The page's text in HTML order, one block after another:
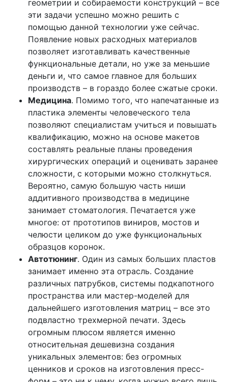
геометрии и собираемости конструкций – все
эти задачи успешно можно решить с
помощью данной технологии уже сейчас.
Появление новых расходных материалов
позволяет изготавливать качественные
функциональные детали, но уже за меньшие
деньги и, что самое главное для больших
производств – в гораздо более сжатые сроки.
Медицина. Помимо того, что напечатанные из
пластика элементы человеческого тела
позволяют специалистам учиться и повышать
квалификацию, можно на основе макетов
составлять реальные планы проведения
хирургических операций и оценивать заранее
сложности, с которыми можно столкнуться.
Вероятно, самую большую часть ниши
аддитивного производства в медицине
занимает стоматология. Печатается уже
многое: от прототипов виниров, мостов и
челюсти целиком до уже функциональных
образцов коронок.
Автотюнинг. Один из самых больших пластов
занимает именно эта отрасль. Создание
различных патрубков, системы подкапотного
пространства или мастер-моделей для
дальнейшего изготовления матриц – все это
подвластно трехмерной печати. Здесь
огромным плюсом является именно
относительная дешевизна создания
уникальных элементов: без огромных
ценников и сроков на изготовления пресс-